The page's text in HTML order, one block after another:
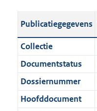
l
c
t
i
e
o
t
:
3
,
Publicatiegegevens
Collectie
Documentstatus
Dossiernummer
Hoofddocument